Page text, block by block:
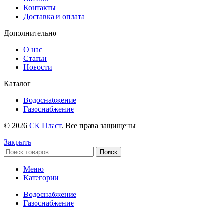
Контакты
Доставка и оплата
Дополнительно
О нас
Статьи
Новости
Каталог
Водоснабжение
Газоснабжение
© 2026 СК Пласт. Все права защищены
Закрыть
Поиск
Меню
Категории
Водоснабжение
Газоснабжение